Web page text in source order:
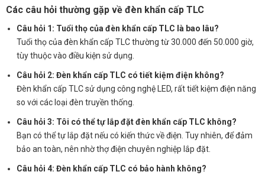
Các câu hỏi thường gặp về đèn khẩn cấp TLC
Câu hỏi 1: Tuổi thọ của đèn khẩn cấp TLC là bao lâu?
Tuổi thọ của đèn khẩn cấp TLC thường từ 30.000 đến 50.000 giờ,
tùy thuộc vào điều kiện sử dụng.
Câu hỏi 2: Đèn khẩn cấp TLC có tiết kiệm điện không?
Đèn khẩn cấp TLC sử dụng công nghệ LED, rất tiết kiệm điện năng
so với các loại đèn truyền thống.
Câu hỏi 3: Tôi có thể tự lắp đặt đèn khẩn cấp TLC không?
Bạn có thể tự lắp đặt nếu có kiến thức về điện. Tuy nhiên, để đảm
bảo an toàn, nên nhờ thợ điện chuyên nghiệp lắp đặt.
Câu hỏi 4: Đèn khẩn cấp TLC có bảo hành không?